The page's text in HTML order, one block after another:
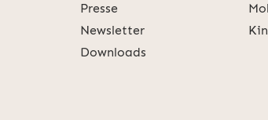
Presse
Newsletter
Downloads